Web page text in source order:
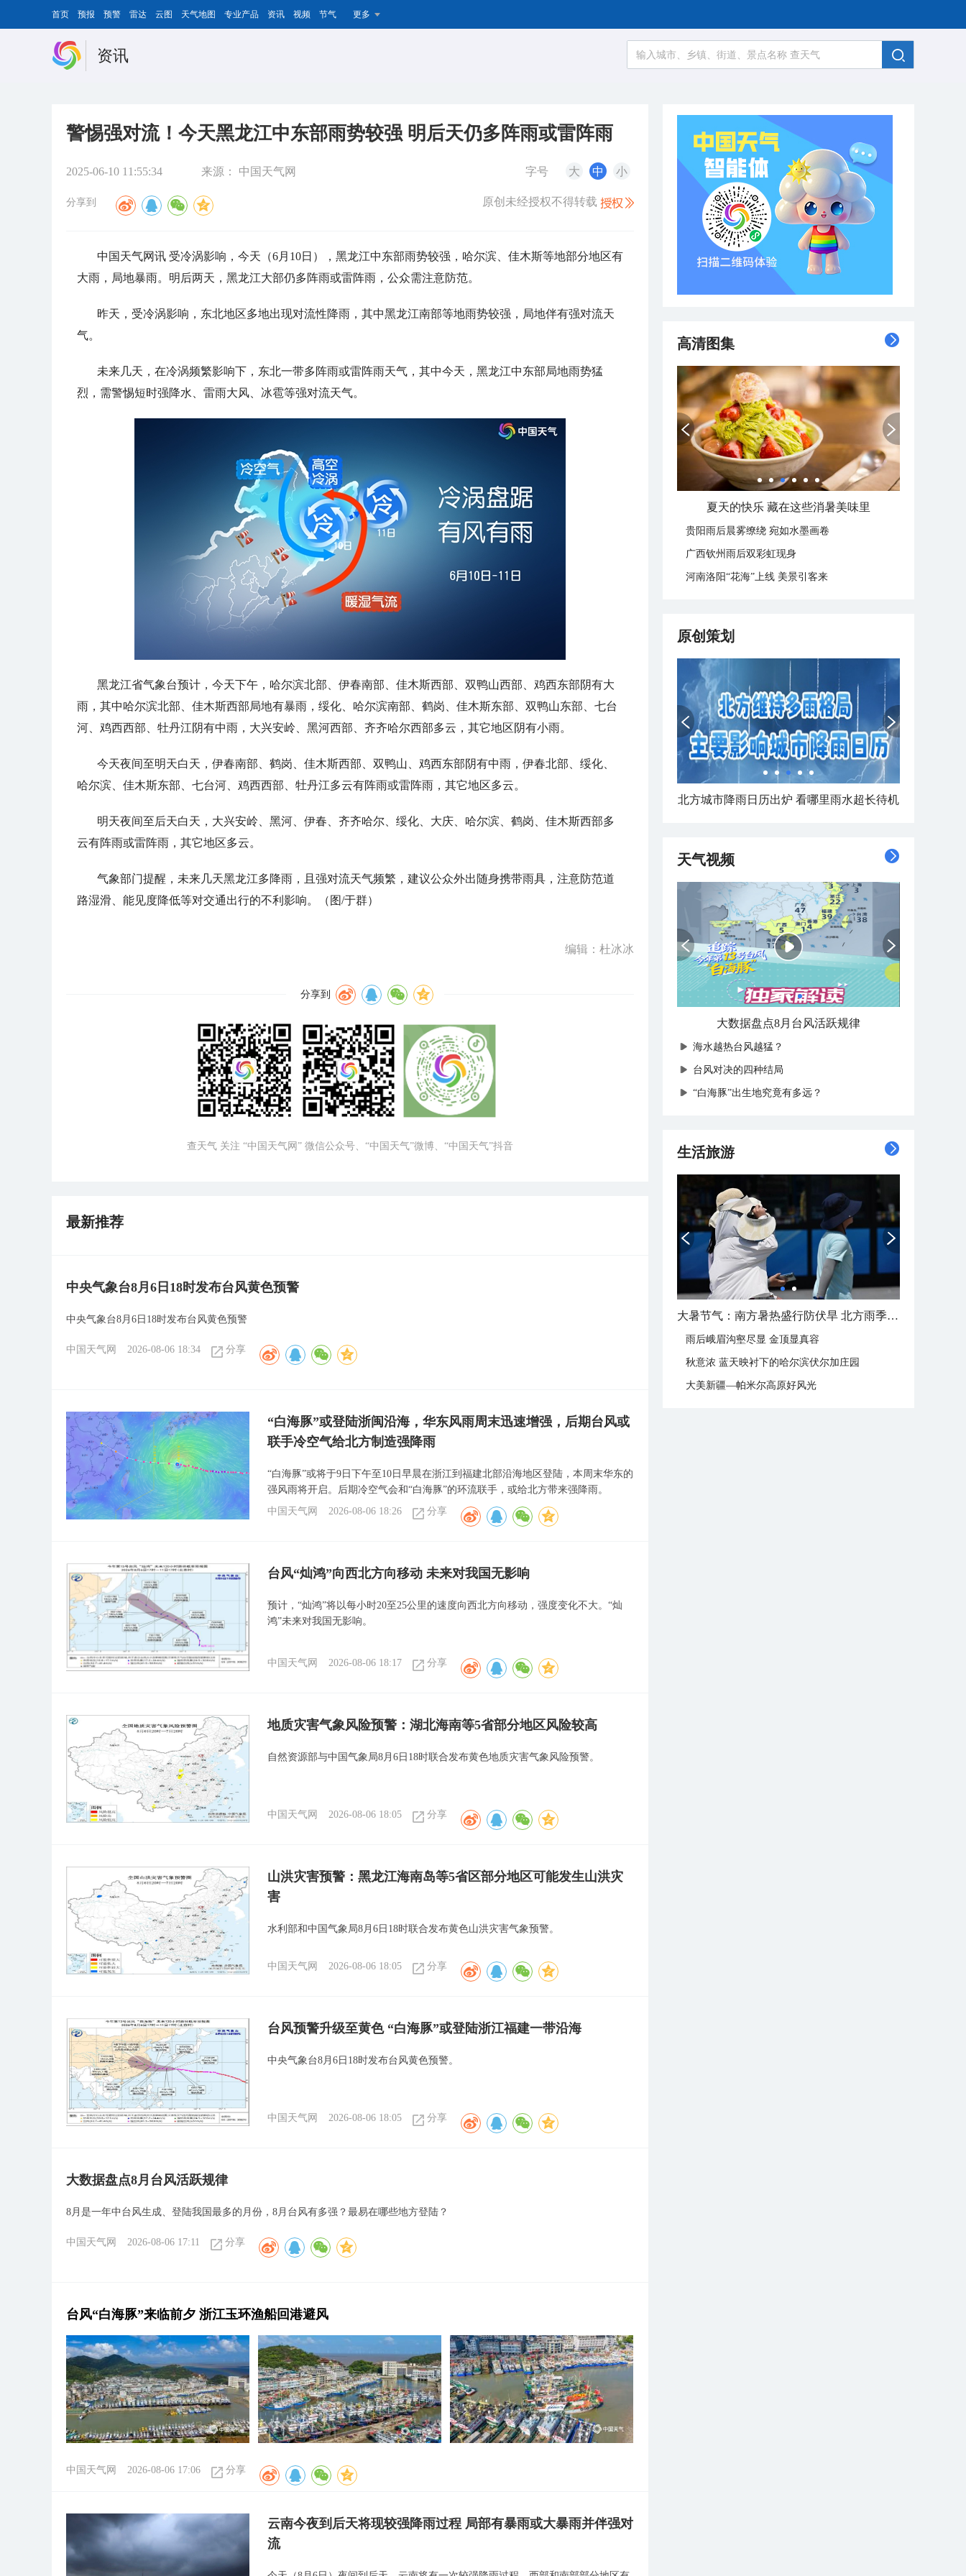
首页 预报 预警 雷达 云图 天气地图 专业产品 资讯 视频 节气 更多
资讯
警惕强对流！今天黑龙江中东部雨势较强 明后天仍多阵雨或雷阵雨
2025-06-10 11:55:34 来源： 中国天气网 字号 大 中 小
分享到 原创未经授权不得转载
中国天气网讯 受冷涡影响，今天（6月10日），黑龙江中东部雨势较强，哈尔滨、佳木斯等地部分地区有
大雨，局地暴雨。明后两天，黑龙江大部仍多阵雨或雷阵雨，公众需注意防范。
昨天，受冷涡影响，东北地区多地出现对流性降雨，其中黑龙江南部等地雨势较强，局地伴有强对流天
气。
未来几天，在冷涡频繁影响下，东北一带多阵雨或雷阵雨天气，其中今天，黑龙江中东部局地雨势猛
烈，需警惕短时强降水、雷雨大风、冰雹等强对流天气。
黑龙江省气象台预计，今天下午，哈尔滨北部、伊春南部、佳木斯西部、双鸭山西部、鸡西东部阴有大
雨，其中哈尔滨北部、佳木斯西部局地有暴雨，绥化、哈尔滨南部、鹤岗、佳木斯东部、双鸭山东部、七台
河、鸡西西部、牡丹江阴有中雨，大兴安岭、黑河西部、齐齐哈尔西部多云，其它地区阴有小雨。
今天夜间至明天白天，伊春南部、鹤岗、佳木斯西部、双鸭山、鸡西东部阴有中雨，伊春北部、绥化、
哈尔滨、佳木斯东部、七台河、鸡西西部、牡丹江多云有阵雨或雷阵雨，其它地区多云。
明天夜间至后天白天，大兴安岭、黑河、伊春、齐齐哈尔、绥化、大庆、哈尔滨、鹤岗、佳木斯西部多
云有阵雨或雷阵雨，其它地区多云。
气象部门提醒，未来几天黑龙江多降雨，且强对流天气频繁，建议公众外出随身携带雨具，注意防范道
路湿滑、能见度降低等对交通出行的不利影响。（图/于群）
编辑：杜冰冰
分享到
查天气 关注 “中国天气网” 微信公众号、“中国天气”微博、“中国天气”抖音
最新推荐
中央气象台8月6日18时发布台风黄色预警
中央气象台8月6日18时发布台风黄色预警
中国天气网 2026-08-06 18:34 分享
“白海豚”或登陆浙闽沿海，华东风雨周末迅速增强，后期台风或
联手冷空气给北方制造强降雨
“白海豚”或将于9日下午至10日早晨在浙江到福建北部沿海地区登陆，本周末华东的
强风雨将开启。后期冷空气会和“白海豚”的环流联手，或给北方带来强降雨。
中国天气网
2026-08-06 18:26 分享
台风“灿鸿”向西北方向移动 未来对我国无影响
预计，“灿鸿”将以每小时20至25公里的速度向西北方向移动，强度变化不大。“灿
鸿”未来对我国无影响。
中国天气网 2026-08-06 18:17 分享
地质灾害气象风险预警：湖北海南等5省部分地区风险较高
自然资源部与中国气象局8月6日18时联合发布黄色地质灾害气象风险预警。
中国天气网 2026-08-06 18:05 分享
山洪灾害预警：黑龙江海南岛等5省区部分地区可能发生山洪灾
害
水利部和中国气象局8月6日18时联合发布黄色山洪灾害气象预警。
中国天气网 2026-08-06 18:05 分享
台风预警升级至黄色 “白海豚”或登陆浙江福建一带沿海
中央气象台8月6日18时发布台风黄色预警。
中国天气网 2026-08-06 18:05 分享
大数据盘点8月台风活跃规律
8月是一年中台风生成、登陆我国最多的月份，8月台风有多强？最易在哪些地方登陆？
中国天气网 2026-08-06 17:11 分享
台风“白海豚”来临前夕 浙江玉环渔船回港避风
中国天气网 2026-08-06 17:06 分享
云南今夜到后天将现较强降雨过程 局部有暴雨或大暴雨并伴强对
流
高清图集
夏天的快乐 藏在这些消暑美味里
贵阳雨后晨雾缭绕 宛如水墨画卷
广西钦州雨后双彩虹现身
河南洛阳“花海”上线 美景引客来
原创策划
北方城市降雨日历出炉 看哪里雨水超长待机
天气视频
大数据盘点8月台风活跃规律
海水越热台风越猛？
台风对决的四种结局
“白海豚”出生地究竟有多远？
生活旅游
大暑节气：南方暑热盛行防伏旱 北方雨季陆续开启
雨后峨眉沟壑尽显 金顶显真容
秋意浓 蓝天映衬下的哈尔滨伏尔加庄园
大美新疆—帕米尔高原好风光